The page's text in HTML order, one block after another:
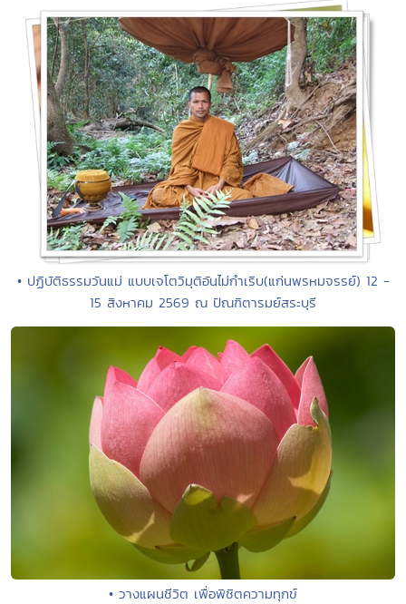
• ปฏิบัติธรรมวันแม่ แบบเจโตวิมุติอันไม่กำเริบ(แก่นพรหมจรรย์) 12 -
15 สิงหาคม 2569 ณ ปัณฑิตารมย์สระบุรี
• วางแผนชีวิต เพื่อพิชิตความทุกข์